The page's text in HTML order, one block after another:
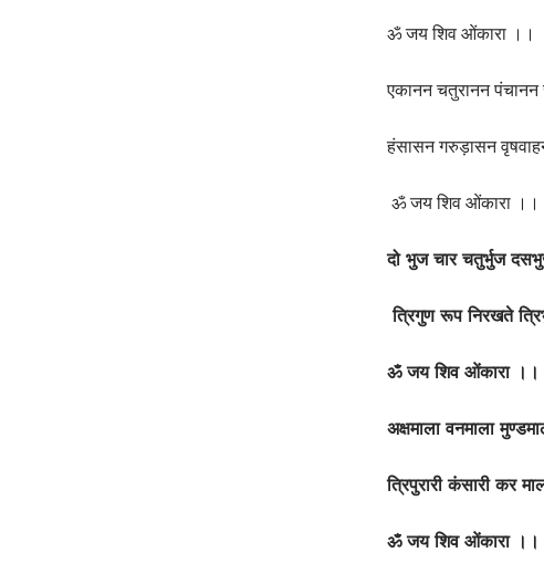
ॐ जय शिव ओंकारा ।।
एकानन चतुरानन पंचानन
हंसासन गरुड़ासन
ॐ जय शिव ओंकारा ।।
दो भुज चार चतुर्भुज
त्रिगुण रूप निरखते
ॐ जय शिव ओंकारा ।।
अक्षमाला वनमाला
त्रिपुरारी कंसारी कर
ॐ जय शिव ओंकारा ।।